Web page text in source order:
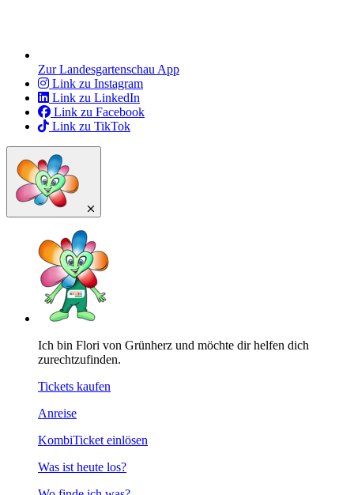
Zur Landesgartenschau App
Link zu Instagram
Link zu LinkedIn
Link zu Facebook
Link zu TikTok
Ich bin Flori von Grünherz und möchte dir helfen dich
zurechtzufinden.
Tickets kaufen
Anreise
KombiTicket einlösen
Was ist heute los?